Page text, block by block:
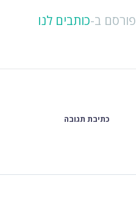
פורסם ב-כותבים לנו
כתיבת תגובה